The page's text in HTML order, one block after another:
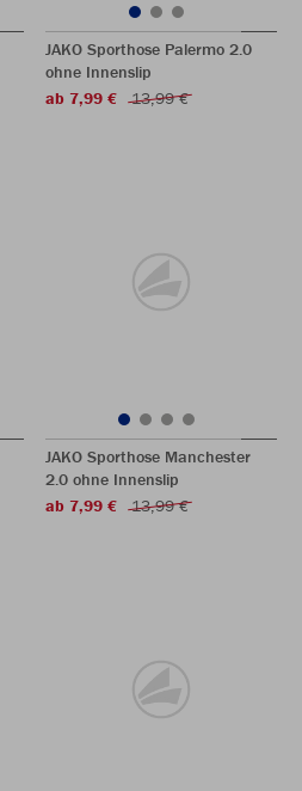
JAKO Sporthose Palermo 2.0
ohne Innenslip
ab 7,99 €
13,99 €
JAKO Sporthose Manchester
2.0 ohne Innenslip
ab 7,99 €
13,99 €